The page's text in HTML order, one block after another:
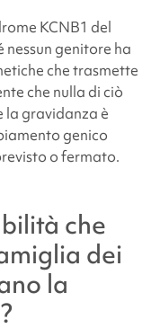
KCNB1 del
genitore ha
che trasmette
che nulla di ciò
la gravidanza è
genico
o fermato.
che
dei
la
?